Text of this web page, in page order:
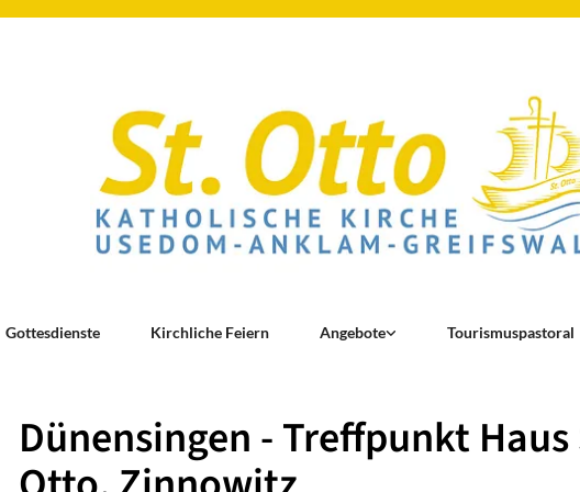
Gottesdienste Kirchliche Feiern Angebote Tourismuspastoral
Dünensingen - Treffpunkt Haus